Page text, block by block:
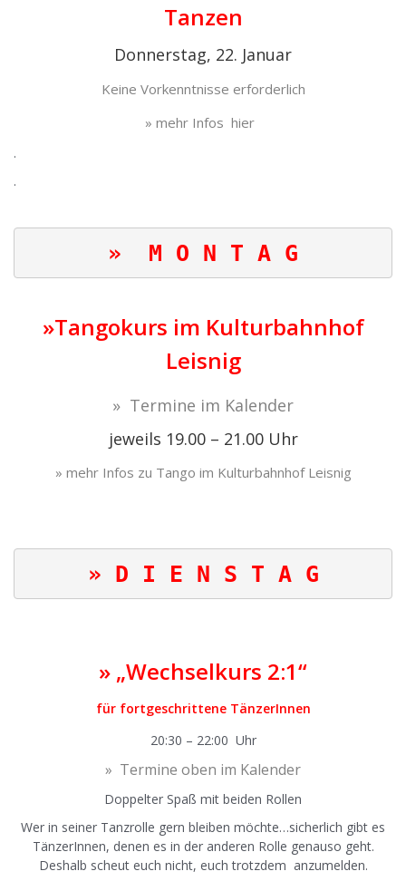
Tanzen
Donnerstag, 22. Januar
Keine Vorkenntnisse erforderlich
» mehr Infos hier
.
.
»  M O N T A G
»Tangokurs im Kulturbahnhof
Leisnig
» Termine im Kalender
jeweils 19.00 – 21.00 Uhr
» mehr Infos zu Tango im Kulturbahnhof Leisnig
» D I E N S T A G
» „Wechselkurs 2:1“
für fortgeschrittene TänzerInnen
20:30 – 22:00 Uhr
» Termine oben im Kalender
Doppelter Spaß mit beiden Rollen
Wer in seiner Tanzrolle gern bleiben möchte…sicherlich gibt es
TänzerInnen, denen es in der anderen Rolle genauso geht.
Deshalb scheut euch nicht, euch trotzdem anzumelden.